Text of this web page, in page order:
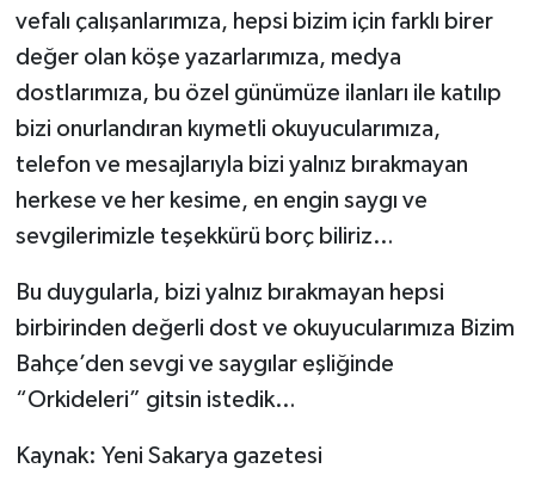
vefalı çalışanlarımıza, hepsi bizim için farklı birer
değer olan köşe yazarlarımıza, medya
dostlarımıza, bu özel günümüze ilanları ile katılıp
bizi onurlandıran kıymetli okuyucularımıza,
telefon ve mesajlarıyla bizi yalnız bırakmayan
herkese ve her kesime, en engin saygı ve
sevgilerimizle teşekkürü borç biliriz…
Bu duygularla, bizi yalnız bırakmayan hepsi
birbirinden değerli dost ve okuyucularımıza Bizim
Bahçe’den sevgi ve saygılar eşliğinde
“Orkideleri” gitsin istedik…
Kaynak: Yeni Sakarya gazetesi